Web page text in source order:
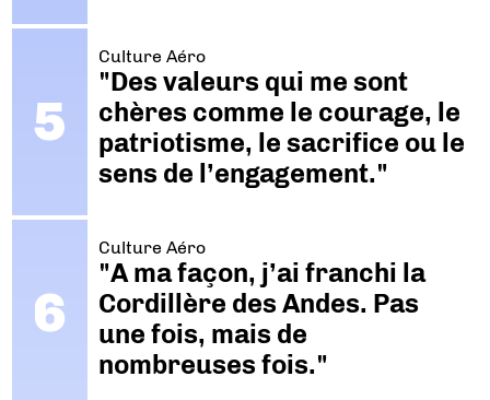
Culture Aéro
"Des valeurs qui me sont
chères comme le courage, le
patriotisme, le sacrifice ou le
sens de l’engagement."
Culture Aéro
"A ma façon, j’ai franchi la
Cordillère des Andes. Pas
une fois, mais de
nombreuses fois."